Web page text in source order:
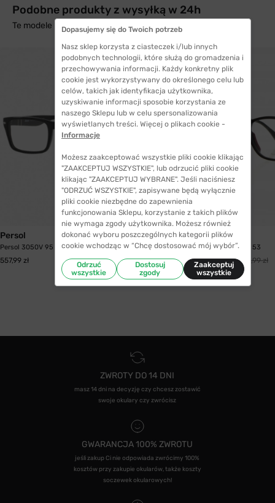
Podobne produkty z wysyłką w 24h
Te modele mogą Cię zainteresować
Persol
Persol 3050V 95 55
557,99 zł
WYSYŁKA 24H
Fendi
Fendi M0004 003 53
494,99 zł 631,99 zł
ZWROTY DO 14 DNI
masz 14 dni na decyzję czy chcesz zostawić
swoje okulary czy zwrócisz
GWARANCJA 100% ZWROTU
jeśli zakup Ci nie odpowiada zwrócimy 100%
kosztów przy zakupie okularów, także koszty
soczewek okularowych!
Dopasujemy się do Twoich potrzeb
Nasz sklep korzysta z ciasteczek i/lub innych
podobnych technologii, które służą do gromadzenia i
przechowywania informacji. Każdy konkretny plik
cookie jest wykorzystywany do określonego celu lub
celów, takich jak identyfikacja użytkownika,
uzyskiwanie informacji sposobie korzystania ze
naszego Sklepu lub w celu spersonalizowania
wyświetlanych treści. Więcej o plikach cookie -
Informacje
Możesz zaakceptować wszystkie pliki cookie klikając
"ZAAKCEPTUJ WSZYSTKIE", lub odrzucić pliki cookie
klikając "ZAAKCEPTUJ WYBRANE". Jeśli naciśniesz
"ODRZUĆ WSZYSTKIE", zapisywane będą wyłącznie
pliki cookie niezbędne do zapewnienia
funkcjonowania Sklepu, korzystanie z takich plików
nie wymaga zgody użytkownika. Możesz również
dokonać wyboru poszczególnych kategorii plików
cookie wchodząc w “Chcę dostosować mój wybór”.
Odrzuć
wszystkie
Dostosuj
zgody
Zaakceptuj
wszystkie